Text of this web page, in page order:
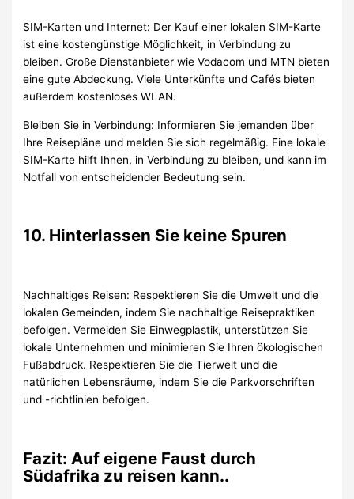
SIM-Karten und Internet: Der Kauf einer lokalen SIM-Karte
ist eine kostengünstige Möglichkeit, in Verbindung zu
bleiben. Große Dienstanbieter wie Vodacom und MTN bieten
eine gute Abdeckung. Viele Unterkünfte und Cafés bieten
außerdem kostenloses WLAN.
Bleiben Sie in Verbindung: Informieren Sie jemanden über
Ihre Reisepläne und melden Sie sich regelmäßig. Eine lokale
SIM-Karte hilft Ihnen, in Verbindung zu bleiben, und kann im
Notfall von entscheidender Bedeutung sein.
10. Hinterlassen Sie keine Spuren
Nachhaltiges Reisen: Respektieren Sie die Umwelt und die
lokalen Gemeinden, indem Sie nachhaltige Reisepraktiken
befolgen. Vermeiden Sie Einwegplastik, unterstützen Sie
lokale Unternehmen und minimieren Sie Ihren ökologischen
Fußabdruck. Respektieren Sie die Tierwelt und die
natürlichen Lebensräume, indem Sie die Parkvorschriften
und -richtlinien befolgen.
Fazit: Auf eigene Faust durch
Südafrika zu reisen kann..